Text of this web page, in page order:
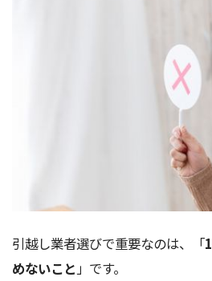
引越し業者選びで重要なのは、「
めないこと」です。